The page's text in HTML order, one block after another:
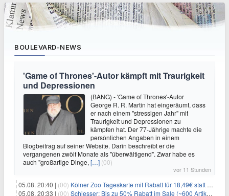
BOULEVARD-NEWS
'Game of Thrones'-Autor kämpft mit Traurigkeit
und Depressionen
(BANG) - 'Game of Thrones'-Autor
George R. R. Martin hat eingeräumt, dass
er nach einem "stressigen Jahr" mit
Traurigkeit und Depressionen zu
kämpfen hat. Der 77-Jährige machte die
persönlichen Angaben in einem
Blogbeitrag auf seiner Website. Darin beschreibt er die
vergangenen zwölf Monate als "überwältigend". Zwar habe es
auch "großartige Dinge, […] (00)
vor 11 Stunden
05.08. 20:40 | (00) Kölner Zoo Tageskarte mit Rabatt für 18,49€ statt 29,50€ – einlösbar bis Dezember
05.08. 20:33 | (00) Schiesser: Bis zu 50% Rabatt im Sale (~600 Artikel zur Auswahl)